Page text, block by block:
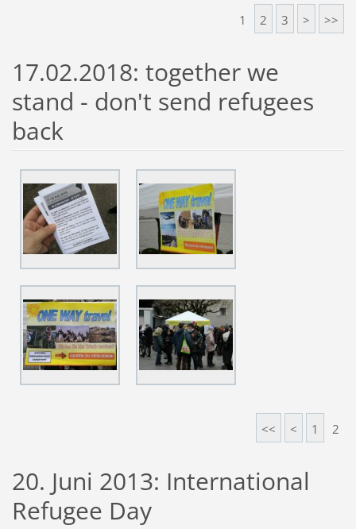
1 2 3 > >>
17.02.2018: together we
stand - don't send refugees
back
<< < 1 2
20. Juni 2013: International
Refugee Day